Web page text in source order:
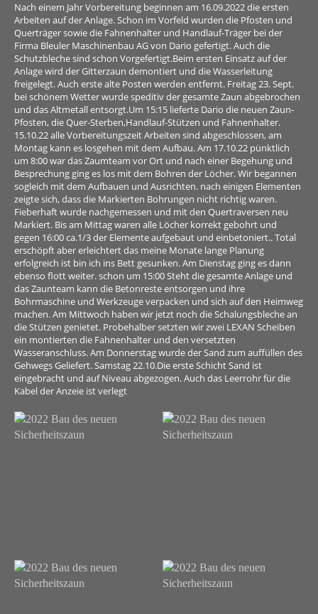
Nach einem Jahr Vorbereitung beginnen am 16.09.2022 die ersten
Arbeiten auf der Anlage. Schon im Vorfeld wurden die Pfosten und
Querträger sowie die Fahnenhalter und Handlauf-Träger bei der
Firma Bleuler Maschinenbau AG von Dario gefertigt. Auch die
Schutzbleche sind schon Vorgefertigt.Beim ersten Einsatz auf der
Anlage wird der Gitterzaun demontiert und die Wasserleitung
freigelegt. Auch erste alte Posten werden entfernt. Freitag 23. Sept.
bei schönem Wetter wurde speditiv der gesamte Zaun abgebrochen
und das Altmetall entsorgt.Um 15:15 lieferte Dario die neuen Zaun-
Pfosten, die Quer-Sterben,Handlauf-Stützen und Fahnenhalter.
15.10.22 alle Vorbereitungszeit Arbeiten sind abgeschlossen, am
Montag kann es losgehen mit dem Aufbau. Am 17.10.22 pünktlich
um 8:00 war das Zaumteam vor Ort und nach einer Begehung und
Besprechung ging es los mit dem Bohren der Löcher. Wir begannen
sogleich mit dem Aufbauen und Ausrichten. nach einigen Elementen
zeigte sich, dass die Markierten Bohrungen nicht richtig waren.
Fieberhaft wurde nachgemessen und mit den Quertraversen neu
Markiert. Bis am Mittag waren alle Löcher korrekt gebohrt und
gegen 16:00 ca.1/3 der Elemente aufgebaut und einbetoniert.. Total
erschöpft aber erleichtert das meine Monate lange Planung
erfolgreich ist bin ich ins Bett gesunken. Am Dienstag ging es dann
ebenso flott weiter. schon um 15:00 Steht die gesamte Anlage und
das Zaunteam kann die Betonreste entsorgen und ihre
Bohrmaschine und Werkzeuge verpacken und sich auf den Heimweg
machen. Am Mittwoch haben wir jetzt noch die Schalungsbleche an
die Stützen genietet. Probehalber setzten wir zwei LEXAN Scheiben
ein montierten die Fahnenhalter und den versetzten
Wasseranschluss. Am Donnerstag wurde der Sand zum auffüllen des
Gehwegs Geliefert. Samstag 22.10.Die erste Schicht Sand ist
eingebracht und auf Niveau abgezogen. Auch das Leerrohr für die
Kabel der Anzeie ist verlegt